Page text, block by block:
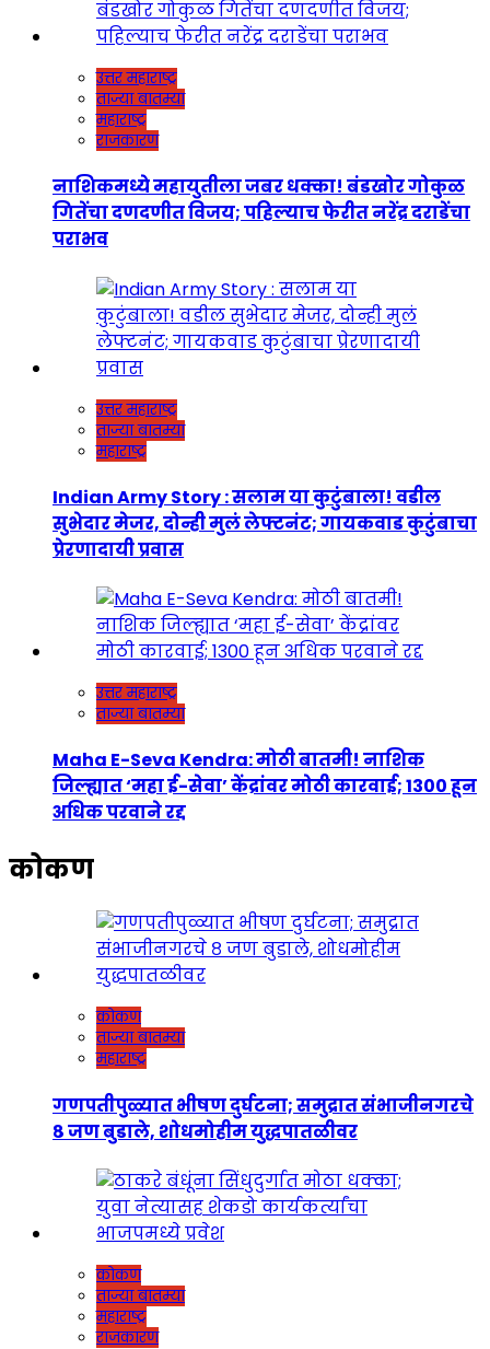
उत्तर महाराष्ट्र
ताज्या बातम्या
महाराष्ट्र
राजकारण
नाशिकमध्ये महायुतीला जबर धक्का! बंडखोर गोकुळ
गितेंचा दणदणीत विजय; पहिल्याच फेरीत नरेंद्र दराडेंचा
पराभव
उत्तर महाराष्ट्र
ताज्या बातम्या
महाराष्ट्र
Indian Army Story : सलाम या कुटुंबाला! वडील
सुभेदार मेजर, दोन्ही मुलं लेफ्टनंट; गायकवाड कुटुंबाचा
प्रेरणादायी प्रवास
उत्तर महाराष्ट्र
ताज्या बातम्या
Maha E-Seva Kendra: मोठी बातमी! नाशिक
जिल्ह्यात ‘महा ई-सेवा’ केंद्रांवर मोठी कारवाई; 1300 हून
अधिक परवाने रद्द
कोकण
कोकण
ताज्या बातम्या
महाराष्ट्र
गणपतीपुळ्यात भीषण दुर्घटना; समुद्रात संभाजीनगरचे
८ जण बुडाले, शोधमोहीम युद्धपातळीवर
कोकण
ताज्या बातम्या
महाराष्ट्र
राजकारण